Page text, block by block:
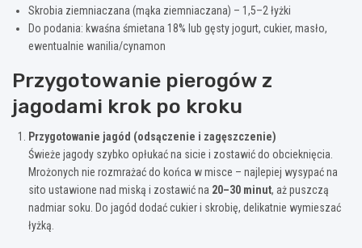
Skrobia ziemniaczana (mąka ziemniaczana) – 1,5–2 łyżki
Do podania: kwaśna śmietana 18% lub gęsty jogurt, cukier, masło,
ewentualnie wanilia/cynamon
Przygotowanie pierogów z
jagodami krok po kroku
Przygotowanie jagód (odsączenie i zagęszczenie)
Świeże jagody szybko opłukać na sicie i zostawić do obcieknięcia.
Mrożonych nie rozmrażać do końca w misce – najlepiej wysypać na
sito ustawione nad miską i zostawić na 20–30 minut, aż puszczą
nadmiar soku. Do jagód dodać cukier i skrobię, delikatnie wymieszać
łyżką.